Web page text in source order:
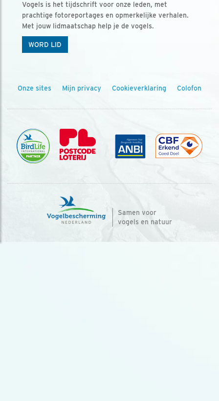
Vogels is het tijdschrift voor onze leden, met
prachtige fotoreportages en opmerkelijke verhalen.
Met jouw lidmaatschap help je de vogels.
WORD LID
Onze sites Mijn privacy Cookieverklaring Colofon
Samen voor
vogels en natuur